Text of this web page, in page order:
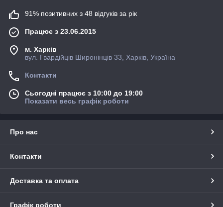
91% позитивних з 48 відгуків за рік
Працює з 23.06.2015
м. Харків
вул. Гвардійців Широнінців 33, Харків, Україна
Контакти
Сьогодні працює з 10:00 до 19:00
Показати весь графік роботи
Про нас
Контакти
Доставка та оплата
Графік роботи